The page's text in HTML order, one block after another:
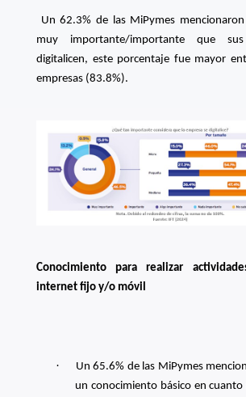
Un 62.3% de las MiPymes
muy importante/importante que
digitalicen, este porcentaje fue mayor
empresas (83.8%).
Conocimiento para realizar
internet fijo y/o móvil
·
Un 65.6% de las MiPymes
un conocimiento básico en cuanto